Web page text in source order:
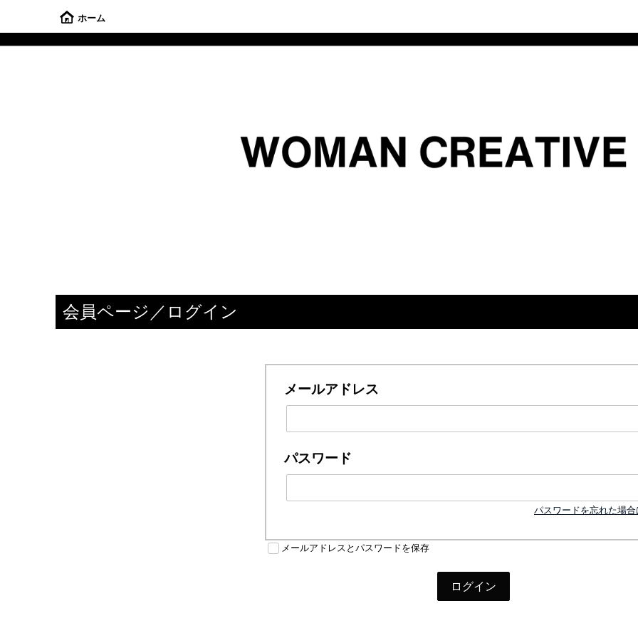
会員ページ／ログイン
メールアドレス
パスワード
パスワードを忘れた場
メールアドレスとパスワードを保存
ホーム